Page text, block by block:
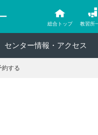
総合トップ 教習所
センター情報・アクセス
約する